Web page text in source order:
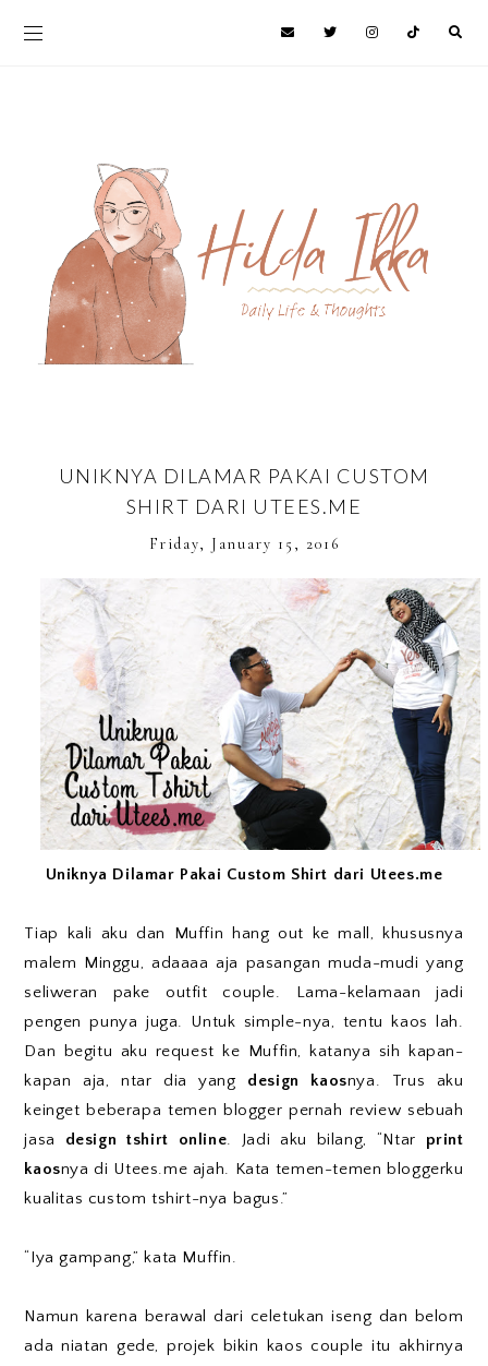
UNIKNYA DILAMAR PAKAI CUSTOM
SHIRT DARI UTEES.ME
Friday, January 15, 2016
Uniknya Dilamar Pakai Custom Shirt dari Utees.me
Tiap kali aku dan Muffin hang out ke mall, khususnya
malem Minggu, adaaaa aja pasangan muda-mudi yang
seliweran pake outfit couple. Lama-kelamaan jadi
pengen punya juga. Untuk simple-nya, tentu kaos lah.
Dan begitu aku request ke Muffin, katanya sih kapan-
kapan aja, ntar dia yang design kaosnya. Trus aku
keinget beberapa temen blogger pernah review sebuah
jasa design tshirt online. Jadi aku bilang, “Ntar print
kaosnya di Utees.me ajah. Kata temen-temen bloggerku
kualitas custom tshirt-nya bagus.”
“Iya gampang,” kata Muffin.
Namun karena berawal dari celetukan iseng dan belom
ada niatan gede, projek bikin kaos couple itu akhirnya